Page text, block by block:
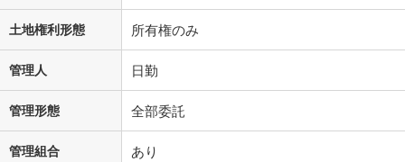
土地権利形態 所有権のみ
管理人 日勤
管理形態 全部委託
管理組合 あり